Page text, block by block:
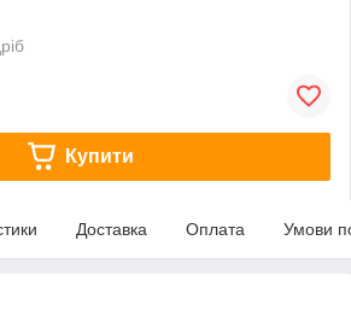
Купити
Доставка Оплата Умови